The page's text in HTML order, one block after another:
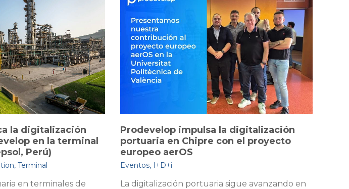
Prodevelop impulsa la digitalización
portuaria en Chipre con el proyecto
europeo aerOS
Eventos,I+D+i
La digitalización portuaria sigue avanzando en
Prodevelop en la
de Valencia: deporte,
La comunidad portuaria de